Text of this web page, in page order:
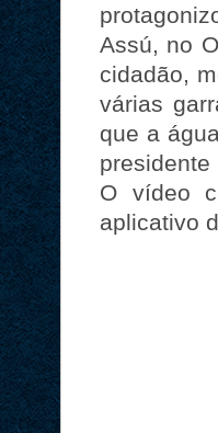
Assú, no
cidadão,
várias
que a
O vídeo
aplicativo